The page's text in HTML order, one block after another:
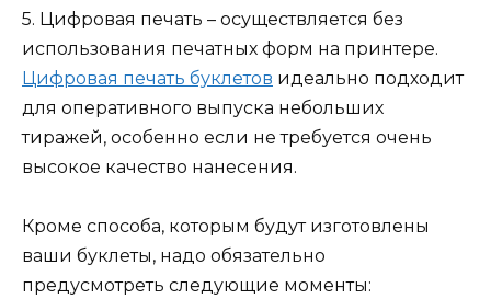
5. Цифровая печать – осуществляется без
использования печатных форм на принтере.
Цифровая печать буклетов идеально подходит
для оперативного выпуска небольших
тиражей, особенно если не требуется очень
высокое качество нанесения.
Кроме способа, которым будут изготовлены
ваши буклеты, надо обязательно
предусмотреть следующие моменты: